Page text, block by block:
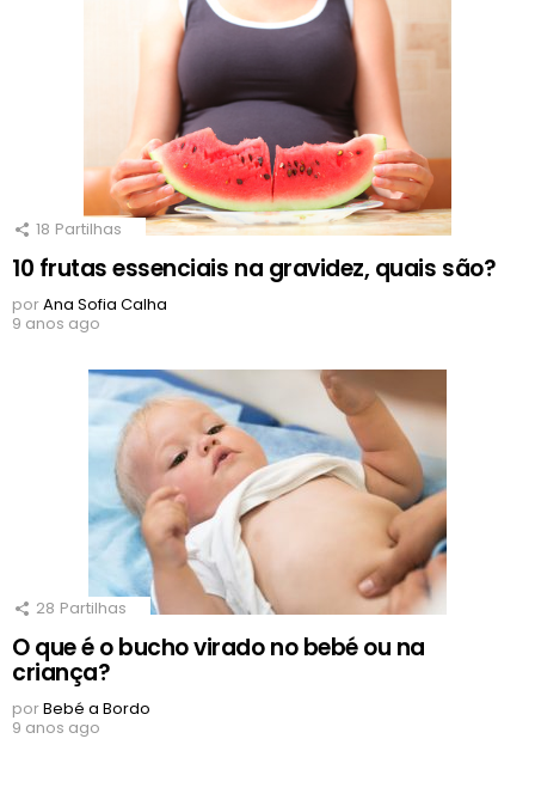
18 Partilhas
10 frutas essenciais na gravidez, quais são?
porAna Sofia Calha
9 anos ago
28 Partilhas
O que é o bucho virado no bebé ou na
criança?
porBebé a Bordo
9 anos ago